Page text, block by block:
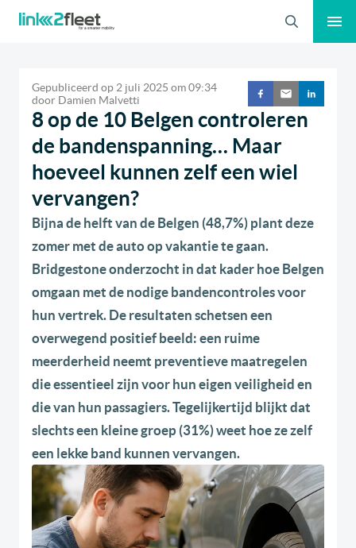
Zoeken
Gepubliceerd op2 juli 2025 om09:34
door Damien Malvetti
8 op de 10 Belgen controleren
de bandenspanning… Maar
hoeveel kunnen zelf een wiel
vervangen?
Bijna de helft van de Belgen (48,7%) plant deze
zomer met de auto op vakantie te gaan.
Bridgestone onderzocht in dat kader hoe Belgen
omgaan met de nodige bandencontroles voor
hun vertrek. De resultaten schetsen een
overwegend positief beeld: een ruime
meerderheid neemt preventieve maatregelen
die essentieel zijn voor hun eigen veiligheid en
die van hun passagiers. Tegelijkertijd blijkt dat
slechts een kleine groep (31%) weet hoe ze zelf
een lekke band kunnen vervangen.